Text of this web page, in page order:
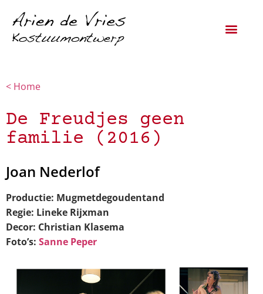
< Home
De Freudjes geen
familie (2016)
Joan Nederlof
Productie: Mugmetdegoudentand
Regie: Lineke Rijxman
Decor: Christian Klasema
Foto’s: Sanne Peper